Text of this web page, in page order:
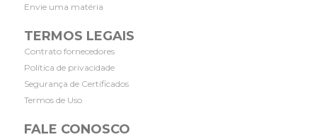
Envie uma matéria
TERMOS LEGAIS
Contrato fornecedores
Política de privacidade
Segurança de Certificados
Termos de Uso
FALE CONOSCO